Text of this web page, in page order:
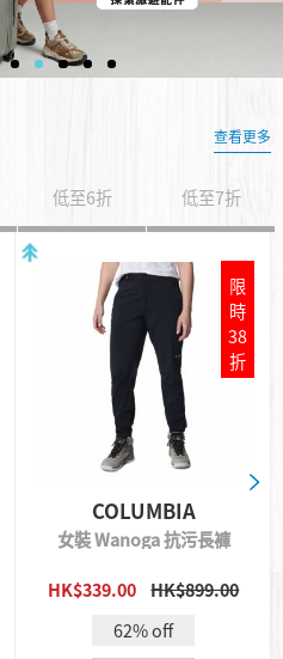
查看更多
低至6折 低至7折
QUICK VIEW
COLUMBIA
女裝 Wanoga 抗污長褲
HK$339.00 HK$899.00
62% off
限
時
38
折